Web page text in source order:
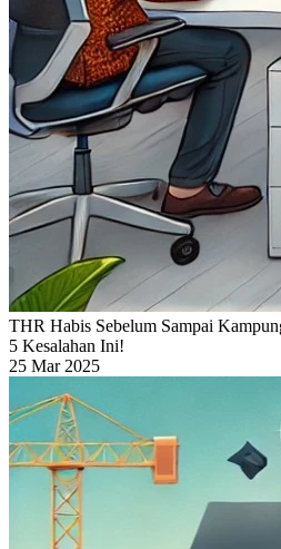
THR Habis Sebelum Sampai
5 Kesalahan Ini!
25 Mar 2025